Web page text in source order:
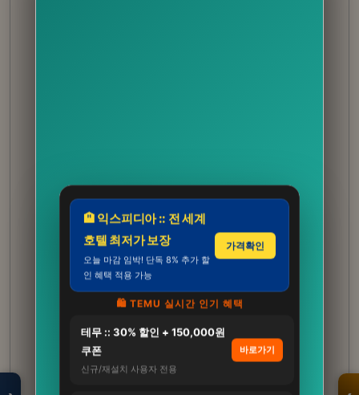
🏨 익스피디아 :: 전 세계
호텔 최저가 보장
오늘 마감 임박! 단독 8% 추가 할
인 혜택 적용 가능
가격확인
🛍️ TEMU 실시간 인기 혜택
테무 :: 30% 할인 + 150,000원
쿠폰
신규/재설치 사용자 전용
바로가기